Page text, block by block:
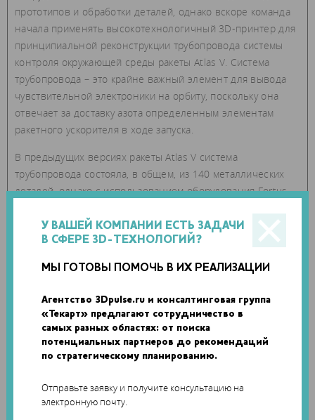
У ВАШЕЙ КОМПАНИИ ЕСТЬ ЗАДАЧИ
В СФЕРЕ 3D-ТЕХНОЛОГИЙ?
МЫ ГОТОВЫ ПОМОЧЬ В ИХ РЕАЛИЗАЦИИ
Агентство 3Dpulse.ru и консалтинговая группа
«Текарт» предлагают сотрудничество в
самых разных областях: от поиска
потенциальных партнеров до рекомендаций
по стратегическому планированию.
Отправьте заявку и получите консультацию на
электронную почту.
прототипов и обработки деталей, однако вскоре команда
начала применять высокотехнологичный 3D-принтер для
принципиальной реконструкции трубопровода системы
контроля окружающей среды ракеты Atlas V. Система
трубопровода – это крайне важный элемент для вывода
чувствительной электроники на орбиту, поскольку она
отвечает за доставку азота определенным элементам
ракетного ускорителя в ходе запуска.
В предыдущих версиях ракеты Atlas V система
трубопровода состояла, в общем, из 140 металлических
деталей, однако с использованием оборудования Fortus
послойного наплавления (FDM) количество деталей
удалось снизить до 16. Как следствие, удалось добиться
но и снижения стоимости деталей на 57%.